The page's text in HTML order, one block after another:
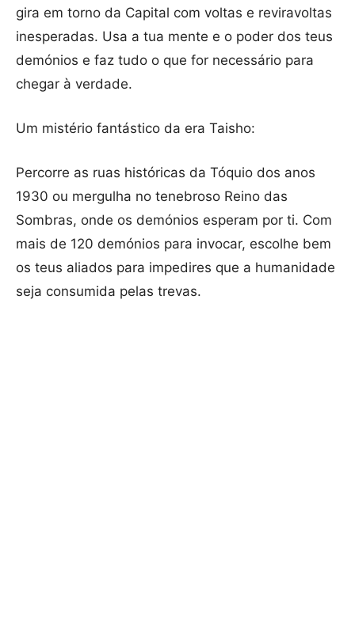
gira em torno da Capital com voltas e reviravoltas
inesperadas. Usa a tua mente e o poder dos teus
demónios e faz tudo o que for necessário para
chegar à verdade.
Um mistério fantástico da era Taisho:
Percorre as ruas históricas da Tóquio dos anos
1930 ou mergulha no tenebroso Reino das
Sombras, onde os demónios esperam por ti. Com
mais de 120 demónios para invocar, escolhe bem
os teus aliados para impedires que a humanidade
seja consumida pelas trevas.